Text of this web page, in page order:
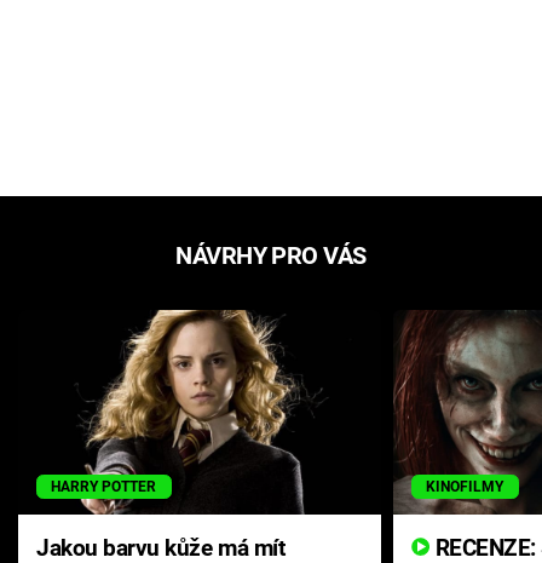
NÁVRHY PRO VÁS
HARRY POTTER
Jakou barvu kůže má mít
KINOFILMY